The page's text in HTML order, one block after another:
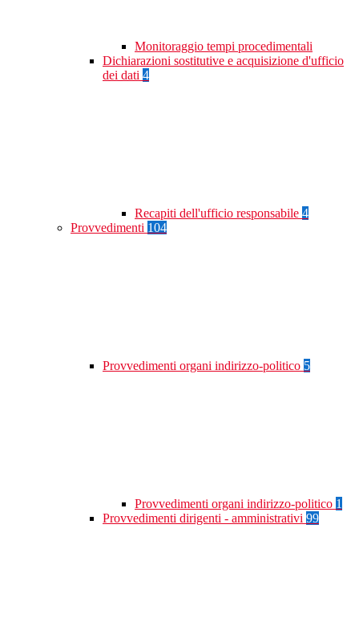
Monitoraggio tempi procedimentali
Dichiarazioni sostitutive e acquisizione d'ufficio
dei dati 4
Recapiti dell'ufficio responsabile 4
Provvedimenti 104
Provvedimenti organi indirizzo-politico 5
Provvedimenti organi indirizzo-politico 1
Provvedimenti dirigenti - amministrativi 99